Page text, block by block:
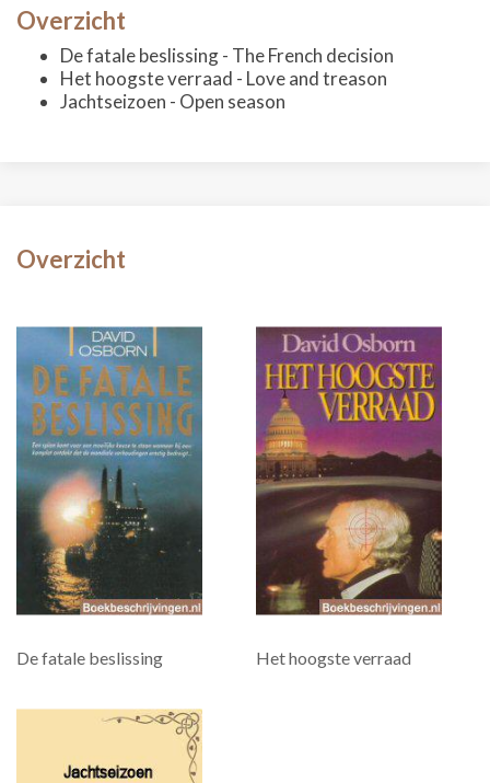
Overzicht
De fatale beslissing - The French decision
Het hoogste verraad - Love and treason
Jachtseizoen - Open season
Overzicht
De fatale beslissing Het hoogste verraad